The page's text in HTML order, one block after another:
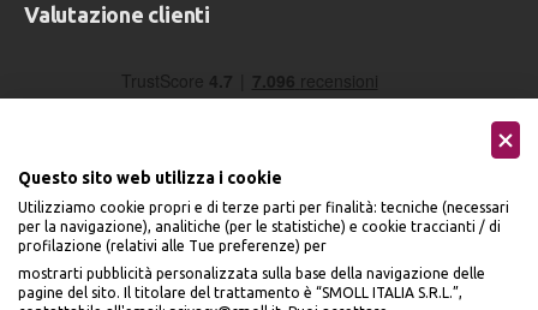
Valutazione clienti
Seguici sui social
Questo sito web utilizza i cookie
Utilizziamo cookie propri e di terze parti per finalità: tecniche (necessari
per la navigazione), analitiche (per le statistiche) e cookie traccianti / di
profilazione (relativi alle Tue preferenze) per
mostrarti pubblicità personalizzata sulla base della navigazione delle
pagine del sito. Il titolare del trattamento è “SMOLL ITALIA S.R.L.”,